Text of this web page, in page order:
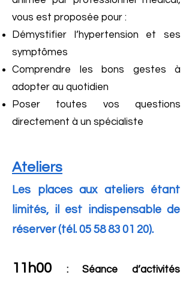
vous est proposée pour :
Démystifier l’hypertension et ses
symptômes
Comprendre les bons gestes à
adopter au quotidien
Poser toutes vos questions
directement à un spécialiste
Ateliers
Les places aux ateliers étant
limités, il est indispensable de
réserver (tél. 05 58 83 01 20).
11h00
: Séance d’activités